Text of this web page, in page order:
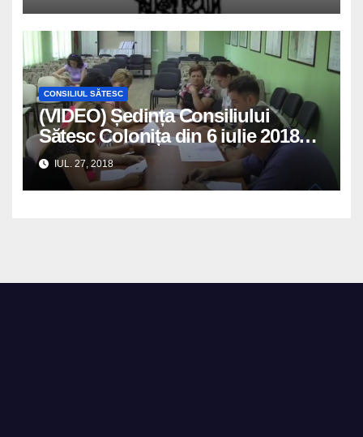
CONSILIUL SĂTESC
(VIDEO) Ședința Consiliului
Sătesc Colonița din 6 iulie 2018
convocată și petrecută de
consilierii locali
IUL. 27, 2018